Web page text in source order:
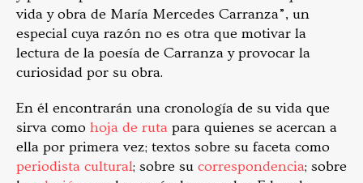
vida y obra de María Mercedes Carranza”, un
especial cuya razón no es otra que motivar la
lectura de la poesía de Carranza y provocar la
curiosidad por su obra.
En él encontrarán una cronología de su vida que
sirva como hoja de ruta para quienes se acercan a
ella por primera vez; textos sobre su faceta como
periodista cultural; sobre su correspondencia; sobre